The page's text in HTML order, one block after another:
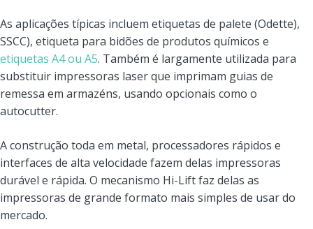
As aplicações típicas incluem etiquetas de palete (Odette),
SSCC), etiqueta para bidões de produtos químicos e
etiquetas A4 ou A5. Também é largamente utilizada para
substituir impressoras laser que imprimam guias de
remessa em armazéns, usando opcionais como o
autocutter.
A construção toda em metal, processadores rápidos e
interfaces de alta velocidade fazem delas impressoras
durável e rápida. O mecanismo Hi-Lift faz delas as
impressoras de grande formato mais simples de usar do
mercado.